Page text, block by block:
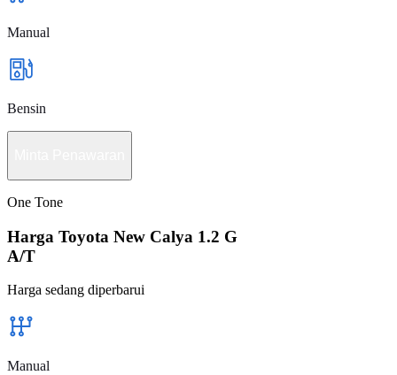
Manual
Bensin
One Tone
Harga Toyota New Calya 1.2 G
A/T
Harga sedang diperbarui
Manual